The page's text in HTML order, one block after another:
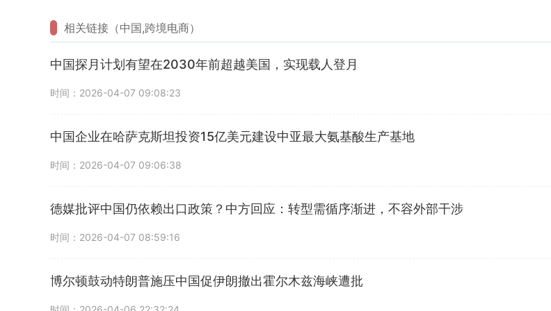
相关链接（中国,跨境电商）
中国探月计划有望在2030年前超越美国，实现载人登月
时间：2026-04-07 09:08:23
中国企业在哈萨克斯坦投资15亿美元建设中亚最大氨基酸生产基地
时间：2026-04-07 09:06:38
德媒批评中国仍依赖出口政策？中方回应：转型需循序渐进，不容外部干涉
时间：2026-04-07 08:59:16
博尔顿鼓动特朗普施压中国促伊朗撤出霍尔木兹海峡遭批